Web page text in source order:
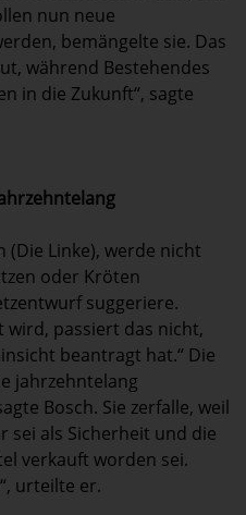
nun neue
bemängelte sie. Das
während Bestehendes
in die Zukunft“, sagte
(Die Linke), werde nicht
oder Kröten
suggeriere.
wird, passiert das nicht,
beantragt hat.“ Die
jahrzehntelang
Bosch. Sie zerfalle, weil
sei als Sicherheit und die
verkauft worden sei.
urteilte er.